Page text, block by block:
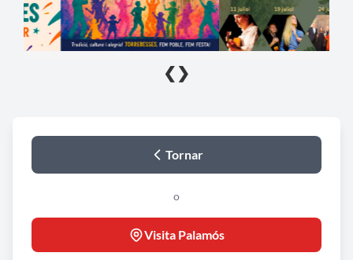
❮ ❯
Tornar
o
Visita Palamós